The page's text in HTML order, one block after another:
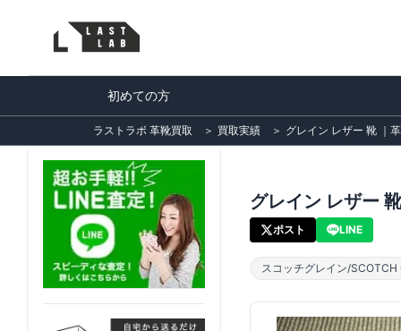
初めての方
ラストラボ 革靴買取 ＞ 買取実績 ＞ グレイン レザー 靴 ｜
グレイン レザー
ポスト LINE
スコッチグレイン/SCOTCH